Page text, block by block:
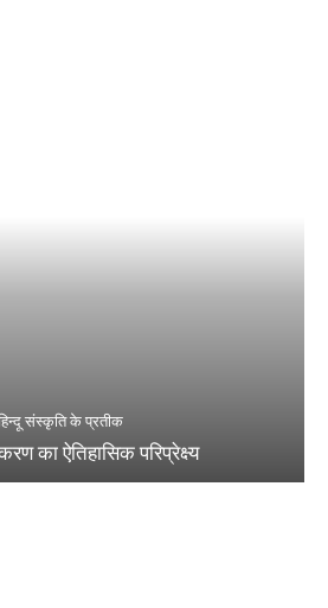
संस्कृति के प्रतीक
का ऐतिहासिक परिप्रेक्ष्य